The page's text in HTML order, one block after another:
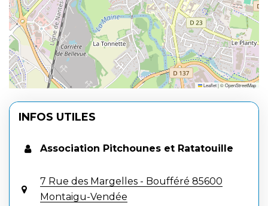
Leaflet|©OpenStreetMap
INFOS UTILES
Association Pitchounes et Ratatouille
7 Rue des Margelles - Boufféré 85600
Montaigu-Vendée